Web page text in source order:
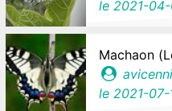
le 2021-
Machaon
le 2021-07-